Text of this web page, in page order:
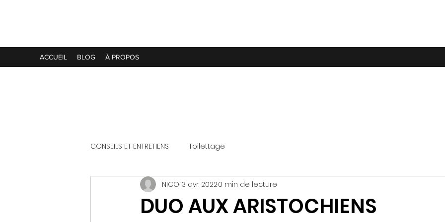
ACCUEIL BLOG À PROPOS
CONSEILS ET ENTRETIENS Toilettage
DUO AUX ARISTOCHIENS
NICO13 avr. 20220 min de lecture